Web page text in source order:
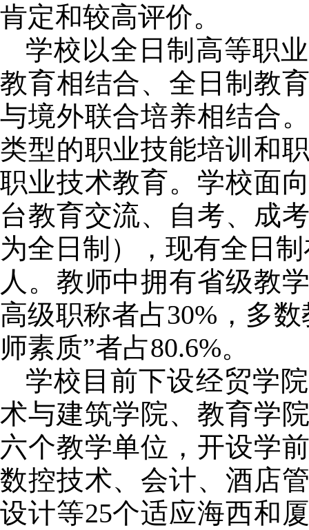
肯定和较高评价。
学校以全日制高等职
教育相结合、全日制教
与境外联合培养相结合
类型的职业技能培训和
职业技术教育。学校面
台教育交流、自考、成
为全日制），现有全日
人。教师中拥有省级教
高级职称者占30% ，多
师素质”者占80.6%。
学校目前下设经贸学
术与建筑学院、教育学
六个教学单位，开设学
数控技术、会计、酒店
设计等25个适应海西和